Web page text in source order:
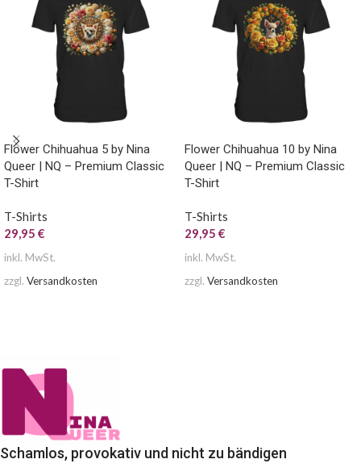
Flower Chihuahua 5 by Nina
Queer | NQ – Premium Classic
T-Shirt
T-Shirts
29,95 €
inkl. MwSt.
zzgl. Versandkosten
Flower Chihuahua 10 by Nina
Queer | NQ – Premium Classic
T-Shirt
T-Shirts
29,95 €
inkl. MwSt.
zzgl. Versandkosten
Schamlos, provokativ und nicht zu bändigen